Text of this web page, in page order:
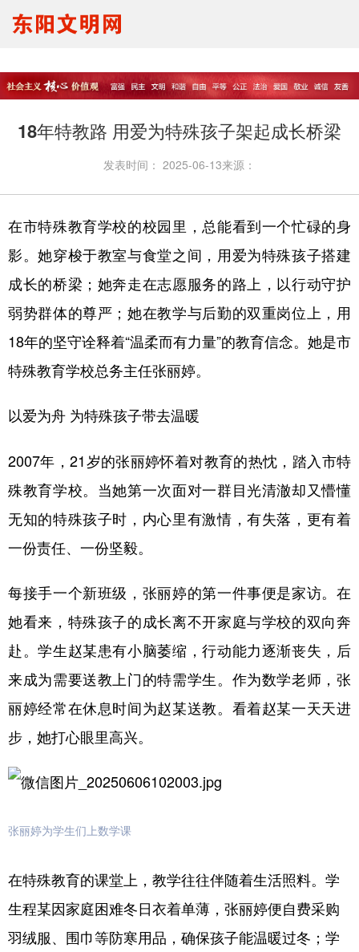
要闻报道 思想理论
文明创建
文明实践
文明培育
马生宣讲
我们的节日
未成年人
18年特教路 用爱为特殊孩子架起成长桥梁
发表时间： 2025-06-13来源：
在市特殊教育学校的校园里，总能看到一个忙碌的身
影。她穿梭于教室与食堂之间，用爱为特殊孩子搭建
成长的桥梁；她奔走在志愿服务的路上，以行动守护
弱势群体的尊严；她在教学与后勤的双重岗位上，用
18年的坚守诠释着“温柔而有力量”的教育信念。她是市
特殊教育学校总务主任张丽婷。
以爱为舟 为特殊孩子带去温暖
2007年，21岁的张丽婷怀着对教育的热忱，踏入市特
殊教育学校。当她第一次面对一群目光清澈却又懵懂
无知的特殊孩子时，内心里有激情，有失落，更有着
一份责任、一份坚毅。
每接手一个新班级，张丽婷的第一件事便是家访。在
她看来，特殊孩子的成长离不开家庭与学校的双向奔
赴。学生赵某患有小脑萎缩，行动能力逐渐丧失，后
来成为需要送教上门的特需学生。作为数学老师，张
丽婷经常在休息时间为赵某送教。看着赵某一天天进
步，她打心眼里高兴。
张丽婷为学生们上数学课
在特殊教育的课堂上，教学往往伴随着生活照料。学
生程某因家庭困难冬日衣着单薄，张丽婷便自费采购
羽绒服、围巾等防寒用品，确保孩子能温暖过冬；学